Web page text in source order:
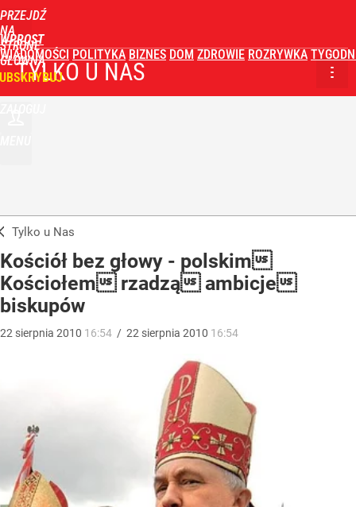
PRZEJDŹ
NA
STRONĘ
GŁÓWNĄ
WPROST
WIADOMOŚCI POLITYKA BIZNES DOM ZDROWIE ROZRYWKA
TYLKO U NAS
Tylko u Nas
Kościół bez głowy - polskim
Kościołem rzadzą ambicje
biskupów
22 sierpnia 2010 16:54 / 22 sierpnia 2010 16:54